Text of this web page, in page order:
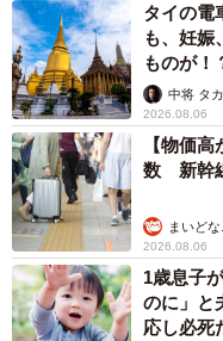
タイの電
も、妊
ものが！
中将 タ
2026.08.06
【物価
数 新幹
まいど
2026.08.06
1歳息子
のに」と
応し必死